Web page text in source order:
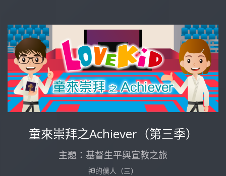
童來崇拜之Achiever（第三季）
主題：基督生平與宣教之旅
神的僕人（三）